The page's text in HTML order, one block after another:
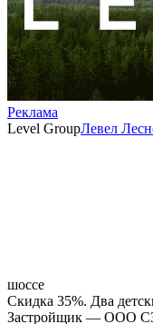
Реклама
Level GroupЛевел
шоссе
Скидка 35%. Два
Застройщик — ООО СЗ